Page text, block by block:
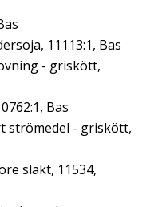
11113:1, Bas
- griskött,
Bas
strömedel - griskött,
slakt, 11534,